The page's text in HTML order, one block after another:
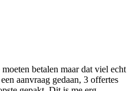
betalen maar dat viel echt
aanvraag gedaan, 3 offertes